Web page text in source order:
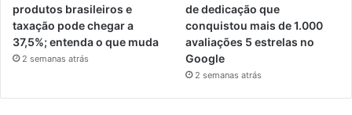
produtos brasileiros e
taxação pode chegar a
37,5%; entenda o que muda
2 semanas atrás
de dedicação que
conquistou mais de 1.000
avaliações 5 estrelas no
Google
2 semanas atrás